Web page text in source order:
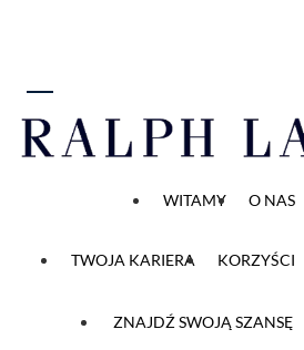
WITAMY O NAS
TWOJA KARIERA KORZYŚCI
ZNAJDŹ SWOJĄ SZANSĘ
Your career
Wszystkie otwarte